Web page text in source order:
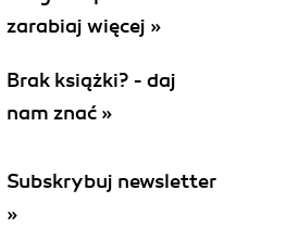
zarabiaj więcej »
Brak książki? - daj
nam znać »
Subskrybuj newsletter
»